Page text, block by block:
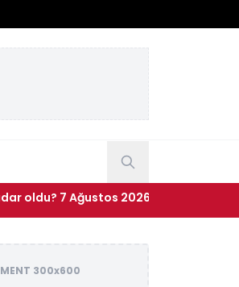
7 Ağustos 2026 çeyrek, cumhuriyet, 24
300x600